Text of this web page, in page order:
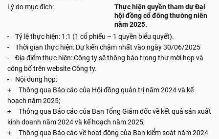
Lý do mục đích:
Thực hiện quyền tham dự Đại
hội đồng cổ đông thường niên
năm 2025.
- Tỷ lệ thực hiện: 1:1 (1 cổ phiếu – 1 quyền biểu quyết).
- Thời gian thực hiện: Dự kiến chậm nhất vào ngày 30/06/2025
- Địa điểm thực hiện: Công ty sẽ thông báo trong thư mời họp và
công bố trên website Công ty.
- Nội dung họp:
+ Thông qua Báo cáo của Hội đồng quản trị năm 2024 và kế
hoạch năm 2025;
+ Thông qua Báo cáo của Ban Tổng Giám đốc về kết quả sản xuất
kinh doanh năm 2024 và kế hoạch năm 2025;
+ Thông qua Báo cáo về hoạt động của Ban kiểm soát năm 2024